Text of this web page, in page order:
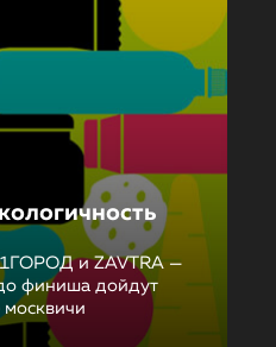
и ZAVTRA —
финиша дойдут
москвичи